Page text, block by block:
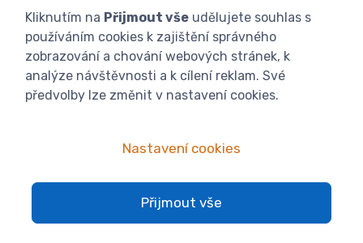
Výměna vosku
Včelařská poradna
Ke stažení ZDARMA
Novinky
Kliknutím na Přijmout vše udělujete souhlas s
používáním cookies k zajištění správného
zobrazování a chování webových stránek, k
analýze návštěvnosti a k cílení reklam. Své
předvolby lze změnit v nastavení cookies.
Nastavení cookies
Přijmout vše